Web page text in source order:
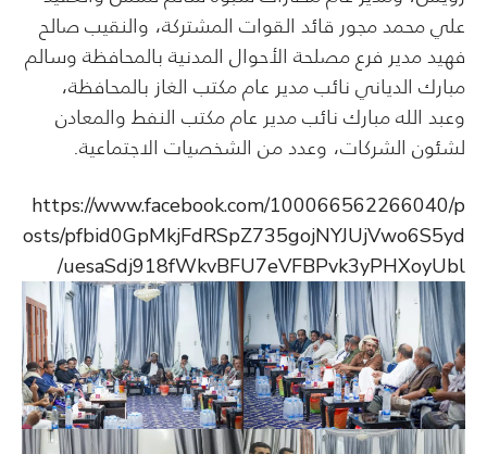
علي محمد مجور قائد القوات المشتركة، والنقيب صالح
فهيد مدير فرع مصلحة الأحوال المدنية بالمحافظة وسالم
مبارك الدياني نائب مدير عام مكتب الغاز بالمحافظة،
وعبد الله مبارك نائب مدير عام مكتب النفط والمعادن
لشئون الشركات، وعدد من الشخصيات الاجتماعية.
https://www.facebook.com/100066562266040/p
osts/pfbid0GpMkjFdRSpZ735gojNYJUjVwo6S5yd
uesaSdj918fWkvBFU7eVFBPvk3yPHXoyUbl/